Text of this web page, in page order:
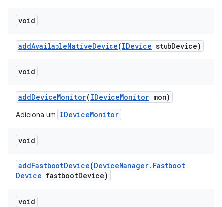
void
addAvailableNativeDevice(IDevice stubDevice)
void
addDeviceMonitor(IDeviceMonitor mon)
Adiciona um IDeviceMonitor
void
addFastbootDevice(DeviceManager. Fastboot
Device fastbootDevice)
void